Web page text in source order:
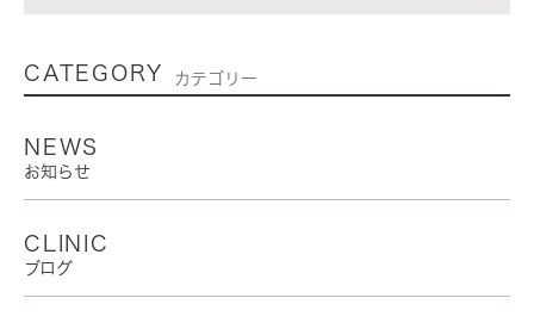
CATEGORY カテゴリー
NEWS
お知らせ
CLINIC
ブログ